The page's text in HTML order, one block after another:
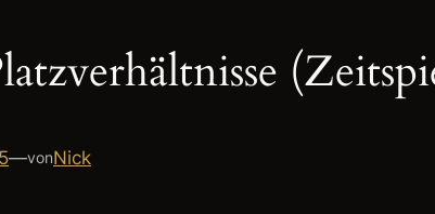
—vonNick